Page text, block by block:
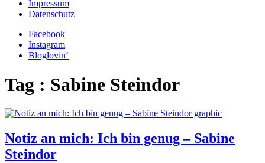
Impressum
Datenschutz
Facebook
Instagram
Bloglovin‘
Tag : Sabine Steindor
Notiz an mich: Ich bin genug – Sabine
Steindor